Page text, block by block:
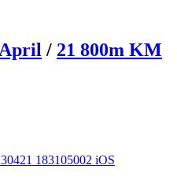
/ 21 800m KM